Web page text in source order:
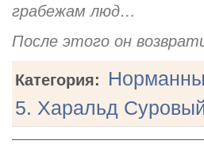
грабежам люд…
После этого он
Категория:
Норманны
5. Харальд